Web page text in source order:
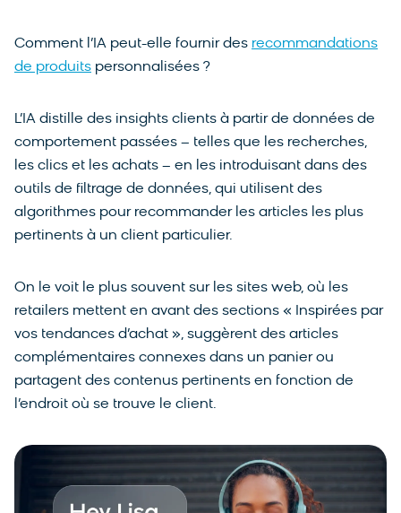
Comment l’IA peut-elle fournir des recommandations
de produits personnalisées ?
L’IA distille des insights clients à partir de données de
comportement passées – telles que les recherches,
les clics et les achats – en les introduisant dans des
outils de filtrage de données, qui utilisent des
algorithmes pour recommander les articles les plus
pertinents à un client particulier.
On le voit le plus souvent sur les sites web, où les
retailers mettent en avant des sections « Inspirées par
vos tendances d’achat », suggèrent des articles
complémentaires connexes dans un panier ou
partagent des contenus pertinents en fonction de
l’endroit où se trouve le client.